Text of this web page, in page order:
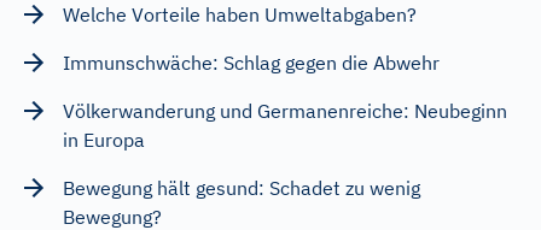
Welche Vorteile haben Umweltabgaben?
Immunschwäche: Schlag gegen die Abwehr
Völkerwanderung und Germanenreiche: Neubeginn
in Europa
Bewegung hält gesund: Schadet zu wenig
Bewegung?